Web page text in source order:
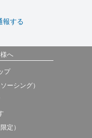
報する
へ
プ
ーシング）
定）